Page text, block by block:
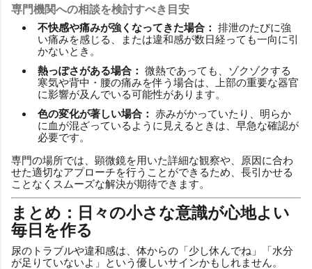
専門機関への相談を検討すべき目安
不快感や痛みが強くなってきた場合： 排泄のたびに強
い痛みを感じる、または違和感が数日経っても一向に引
かないとき。
熱っぽさがある場合： 微熱であっても、ゾクゾクする
寒気や背中・腰の痛みを伴う場合は、上部の重要な器官
に影響が及んでいる可能性があります。
色の変化が著しい場合： 赤みがかっていたり、明らか
に血が混ざっているように見えるときは、早急な確認が
必要です。
専門の場所では、顕微鏡を用いた詳細な観察や、原因に合わ
せた適切なアプローチを行うことができるため、長引かせる
ことなくスムーズな解決が期待できます。
まとめ：日々の小さな意識が心地よい
毎日を作る
尿のトラブルや違和感は、体からの「少し休んでね」「水分
が足りていないよ」という優しいサインかもしれません。